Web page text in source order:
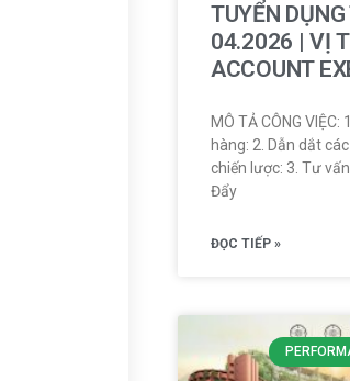
TUYỂN
04.2026 | VỊ
ACCOUNT
MÔ TẢ CÔNG VIỆC:
hàng: 2. Dẫn dắt
chiến lược: 3. Tư
Đẩy
ĐỌC TIẾP »